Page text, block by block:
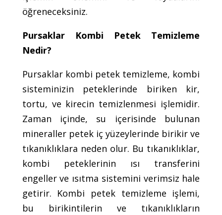
öğreneceksiniz.
Pursaklar Kombi Petek Temizleme
Nedir?
Pursaklar kombi petek temizleme, kombi
sisteminizin peteklerinde biriken kir,
tortu, ve kirecin temizlenmesi işlemidir.
Zaman içinde, su içerisinde bulunan
mineraller petek iç yüzeylerinde birikir ve
tıkanıklıklara neden olur. Bu tıkanıklıklar,
kombi peteklerinin ısı transferini
engeller ve ısıtma sistemini verimsiz hale
getirir. Kombi petek temizleme işlemi,
bu birikintilerin ve tıkanıklıkların